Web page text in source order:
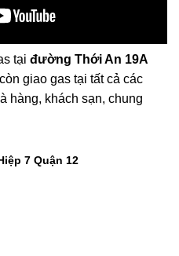
tại đường Thới An 19A
giao gas tại tất cả các
hàng, khách sạn, chung
7 Quận 12